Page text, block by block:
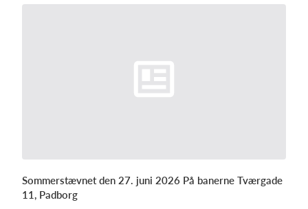
Sommerstævnet den 27. juni 2026 På banerne Tværgade
11, Padborg